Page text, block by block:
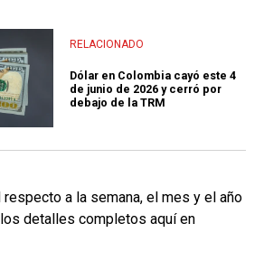
RELACIONADO
Dólar en Colombia cayó este 4
de junio de 2026 y cerró por
debajo de la TRM
respecto a la semana, el mes y el año
detalles completos aquí en